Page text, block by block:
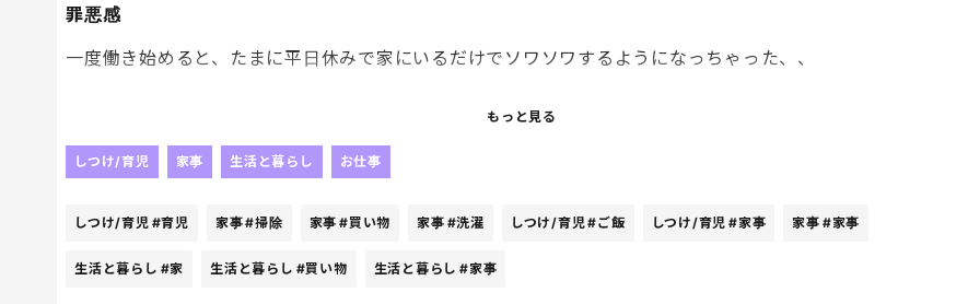
扶養内のパート？
正社員？
今の働き方を選んだ理由も、よかったら聞いてみたいです。
罪悪感
一度働き始めると、たまに平日休みで家にいるだけでソワソワするようになっちゃった、、
家事も育児もあるし、ゆっくりしているわけでもないのに、「今頃みんな働いてるのに…」と、なぜか謎の罪悪
ていない時間があるだけで「私、サボってない？」みたいな気持ちになるんだよね、、、
いやいや、十分働いてるんだけどね。笑
もっと見る
しつけ/育児 家事 生活と暮らし お仕事
しつけ/育児 #育児 家事#掃除 家事 #買い物 家事 #洗濯 しつけ/育児#ご飯 しつけ/育児 #家事 家事 #家事
生活と暮らし #家 生活と暮らし #買い物 生活と暮らし #家事